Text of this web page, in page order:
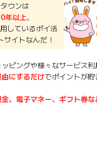
ウンは
年以上、
しているポイ活
サイトなんだ！
ピングや様々なサービス利
にするだけでポイントが貯
、電子マネー、ギフト券な